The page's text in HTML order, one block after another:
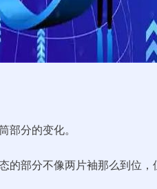
部分的变化。
的部分不像两片袖那么到位，
3940.04 39.68 1.02%